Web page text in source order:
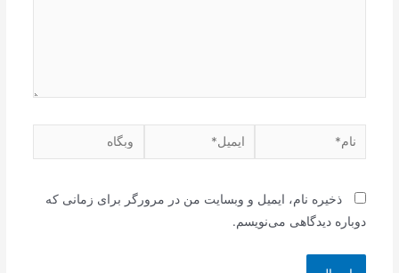
نام* ایمیل* وبگاه
ذخیره نام، ایمیل و وبسایت من در مرورگر برای زمانی که
دوباره دیدگاهی می‌نویسم.